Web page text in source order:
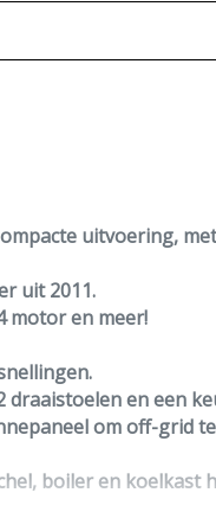
uitvoering,
uit 2011.
motor en meer!
en een
om off-grid
boiler en koelkast